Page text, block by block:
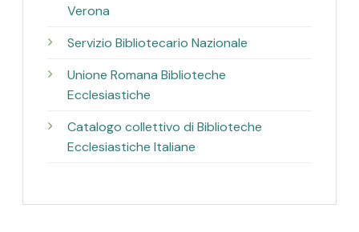
Verona
Servizio Bibliotecario Nazionale
Unione Romana Biblioteche
Ecclesiastiche
Catalogo collettivo di Biblioteche
Ecclesiastiche Italiane